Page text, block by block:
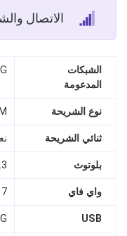
الاتصال
الشبكات
المدعومة
نوع الشريحة
ثنائي الشريحة
بلوتوث
واي فاي
USB